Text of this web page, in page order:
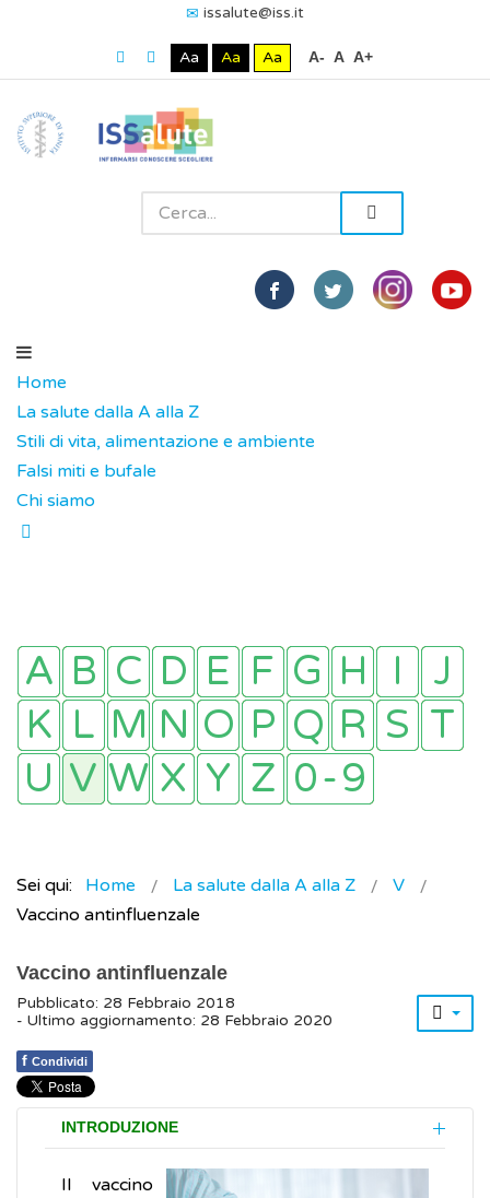
issalute@iss.it
Aa Aa Aa A- A A+
Home
La salute dalla A alla Z
Stili di vita, alimentazione e ambiente
Falsi miti e bufale
Chi siamo
Sei qui: Home La salute dalla A alla Z
V
Vaccino antinfluenzale
Vaccino antinfluenzale
Pubblicato: 28 Febbraio 2018
- Ultimo aggiornamento: 28 Febbraio 2020
f Condividi
INTRODUZIONE
Il vaccino